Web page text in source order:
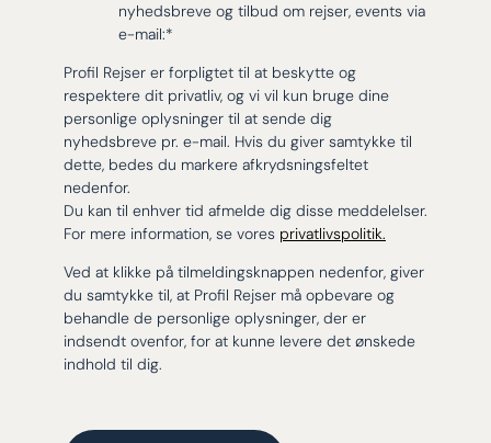
nyhedsbreve og tilbud om rejser, events via
e-mail:*
Profil Rejser er forpligtet til at beskytte og
respektere dit privatliv, og vi vil kun bruge dine
personlige oplysninger til at sende dig
nyhedsbreve pr. e-mail. Hvis du giver samtykke til
dette, bedes du markere afkrydsningsfeltet
nedenfor.
Du kan til enhver tid afmelde dig disse meddelelser.
For mere information, se vores privatlivspolitik.
Ved at klikke på tilmeldingsknappen nedenfor, giver
du samtykke til, at Profil Rejser må opbevare og
behandle de personlige oplysninger, der er
indsendt ovenfor, for at kunne levere det ønskede
indhold til dig.